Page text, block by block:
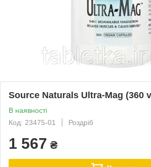
Source Naturals Ultra-Mag (360
В наявності
Код: 23475-01
Роздріб
1 567 ₴